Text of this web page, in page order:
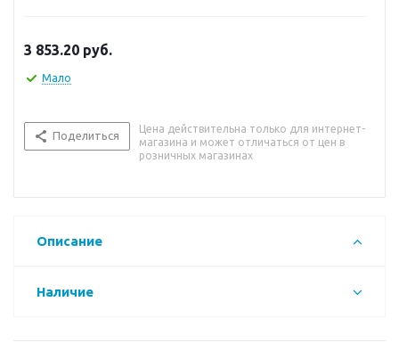
3 853.20 руб.
Мало
Поделиться
Цена действительна только для интернет-
магазина и может отличаться от цен в
розничных магазинах
Описание
Наличие